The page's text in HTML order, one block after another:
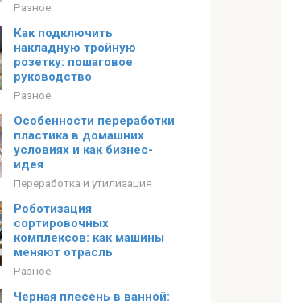
Разное
Как подключить
накладную тройную
розетку: пошаговое
руководство
Разное
Особенности переработки
пластика в домашних
условиях и как бизнес-
идея
Переработка и утилизация
Роботизация
сортировочных
комплексов: как машины
меняют отрасль
Разное
Черная плесень в ванной: